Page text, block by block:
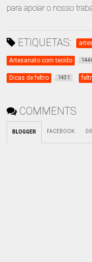
para apoiar o nosso
ETIQUETAS:
Artesanato com tecido
Dicas de feltro 1431
COMMENTS
BLOGGER FACEBOOK: